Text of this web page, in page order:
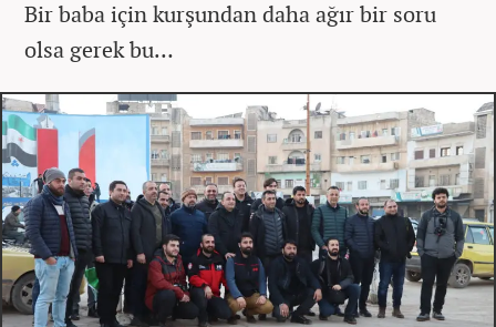
Bir baba için kurşundan daha ağır bir soru
olsa gerek bu…